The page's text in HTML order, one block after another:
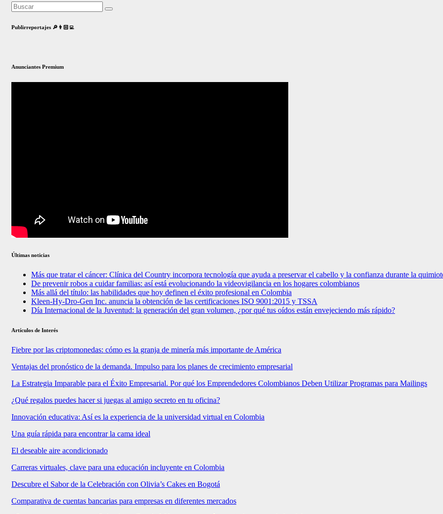
Publirreportajes 🔎👨🏻‍💻
Anunciantes Premium
Últimas noticias
Más que tratar el cáncer: Clínica del Country incorpora tecnología que ayuda a preservar el cabello y la confianza durante la
De prevenir robos a cuidar familias: así está evolucionando la videovigilancia en los hogares colombianos
Más allá del título: las habilidades que hoy definen el éxito profesional en Colombia
Kleen-Hy-Dro-Gen Inc. anuncia la obtención de las certificaciones ISO 9001:2015 y TSSA
Día Internacional de la Juventud: la generación del gran volumen, ¿por qué tus oídos están envejeciendo más rápido?
Artículos de Interés
Fiebre por las criptomonedas: cómo es la granja de minería más importante de América
Ventajas del pronóstico de la demanda. Impulso para los planes de crecimiento empresarial
La Estrategia Imparable para el Éxito Empresarial. Por qué los Emprendedores Colombianos Deben Utilizar Programas para Mailings
¿Qué regalos puedes hacer si juegas al amigo secreto en tu oficina?
Innovación educativa: Así es la experiencia de la universidad virtual en Colombia
Una guía rápida para encontrar la cama ideal
El deseable aire acondicionado
Carreras virtuales, clave para una educación incluyente en Colombia
Descubre el Sabor de la Celebración con Olivia’s Cakes en Bogotá
Comparativa de cuentas bancarias para empresas en diferentes mercados